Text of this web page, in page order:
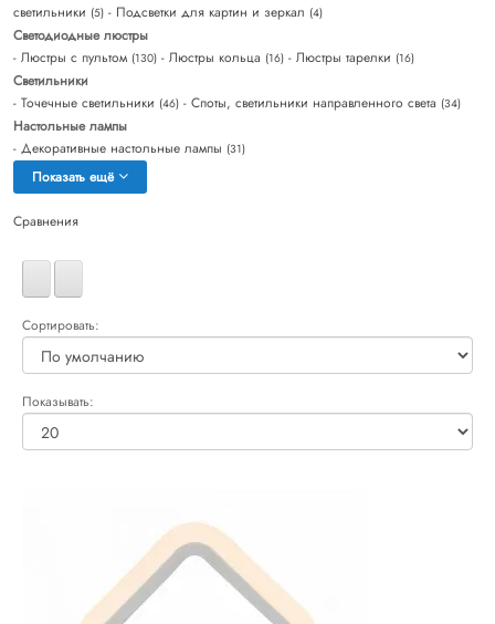
светильники (5) - Подсветки для картин и зеркал (4)
Светодиодные люстры
- Люстры с пультом (130) - Люстры кольца (16) - Люстры тарелки (16)
Светильники
- Точечные светильники (46) - Споты, светильники направленного света (34)
Настольные лампы
- Декоративные настольные лампы (31)
Показать ещё
Сравнения
Сортировать:
Показывать: